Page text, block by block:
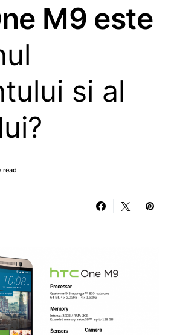
M9 este
si al
read